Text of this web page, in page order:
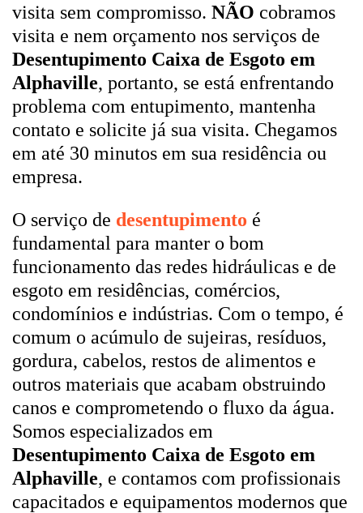
visita sem compromisso. NÃO cobramos
visita e nem orçamento nos serviços de
Desentupimento Caixa de Esgoto em
Alphaville, portanto, se está enfrentando
problema com entupimento, mantenha
contato e solicite já sua visita. Chegamos
em até 30 minutos em sua residência ou
empresa.
O serviço de desentupimento é
fundamental para manter o bom
funcionamento das redes hidráulicas e de
esgoto em residências, comércios,
condomínios e indústrias. Com o tempo, é
comum o acúmulo de sujeiras, resíduos,
gordura, cabelos, restos de alimentos e
outros materiais que acabam obstruindo
canos e comprometendo o fluxo da água.
Somos especializados em
Desentupimento Caixa de Esgoto em
Alphaville, e contamos com profissionais
capacitados e equipamentos modernos que